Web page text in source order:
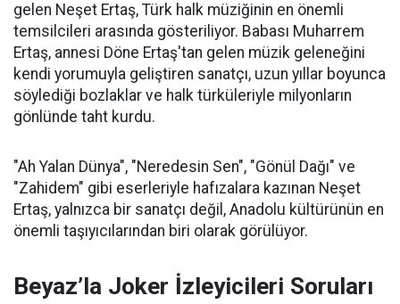
gelen Neşet Ertaş, Türk halk müziğinin en önemli
temsilcileri arasında gösteriliyor. Babası Muharrem
Ertaş, annesi Döne Ertaş'tan gelen müzik geleneğini
kendi yorumuyla geliştiren sanatçı, uzun yıllar boyunca
söylediği bozlaklar ve halk türküleriyle milyonların
gönlünde taht kurdu.
"Ah Yalan Dünya", "Neredesin Sen", "Gönül Dağı" ve
"Zahidem" gibi eserleriyle hafızalara kazınan Neşet
Ertaş, yalnızca bir sanatçı değil, Anadolu kültürünün en
önemli taşıyıcılarından biri olarak görülüyor.
Beyaz’la Joker İzleyicileri Soruları